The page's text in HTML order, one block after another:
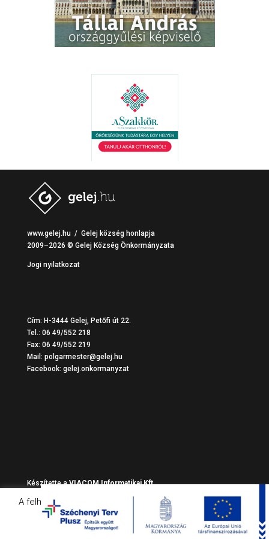
www.gelej.hu / Gelej község honlapja
2009–2026 © Gelej Község Önkormányzata
Jogi nyilatkozat
Cím: H-3444 Gelej, Petőfi út 22.
Tel.: 06 49/552 218
Fax: 06 49/552 219
Mail: polgarmester@gelej.hu
Facebook: gelej.onkormanyzat
Készítette aVIACOM Informatikai Kft.
A felhasználói élmény javítása érdekében oldalunk sütiket
használ.
Olvass erről!